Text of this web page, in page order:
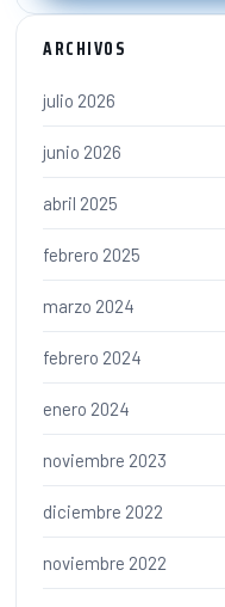
ARCHIVOS
julio 2026
junio 2026
abril 2025
febrero 2025
marzo 2024
febrero 2024
enero 2024
noviembre 2023
diciembre 2022
noviembre 2022